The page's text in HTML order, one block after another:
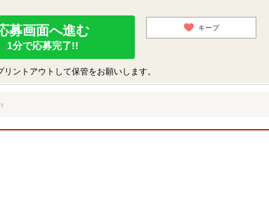
募画面へ進む
1分で応募完了!!
キープ
ントアウトして保管をお願いします。